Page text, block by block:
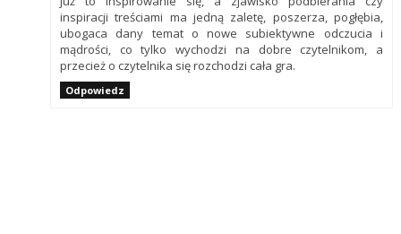
inspiracji treściami ma jedną zaletę, poszerza, pogłębia,
ubogaca dany temat o nowe subiektywne odczucia i
mądrości, co tylko wychodzi na dobre czytelnikom, a
przecież o czytelnika się rozchodzi cała gra.
Odpowiedz